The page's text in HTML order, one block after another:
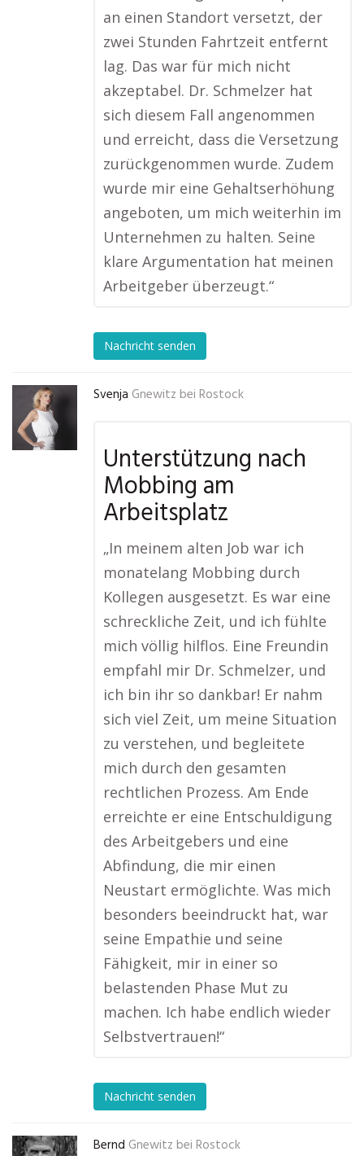
an einen Standort versetzt, der
zwei Stunden Fahrtzeit entfernt
lag. Das war für mich nicht
akzeptabel. Dr. Schmelzer hat
sich diesem Fall angenommen
und erreicht, dass die Versetzung
zurückgenommen wurde. Zudem
wurde mir eine Gehaltserhöhung
angeboten, um mich weiterhin im
Unternehmen zu halten. Seine
klare Argumentation hat meinen
Arbeitgeber überzeugt.“
Nachricht senden
Svenja Gnewitz bei Rostock
Unterstützung nach
Mobbing am
Arbeitsplatz
„In meinem alten Job war ich
monatelang Mobbing durch
Kollegen ausgesetzt. Es war eine
schreckliche Zeit, und ich fühlte
mich völlig hilflos. Eine Freundin
empfahl mir Dr. Schmelzer, und
ich bin ihr so dankbar! Er nahm
sich viel Zeit, um meine Situation
zu verstehen, und begleitete
mich durch den gesamten
rechtlichen Prozess. Am Ende
erreichte er eine Entschuldigung
des Arbeitgebers und eine
Abfindung, die mir einen
Neustart ermöglichte. Was mich
besonders beeindruckt hat, war
seine Empathie und seine
Fähigkeit, mir in einer so
belastenden Phase Mut zu
machen. Ich habe endlich wieder
Selbstvertrauen!“
Nachricht senden
Bernd Gnewitz bei Rostock